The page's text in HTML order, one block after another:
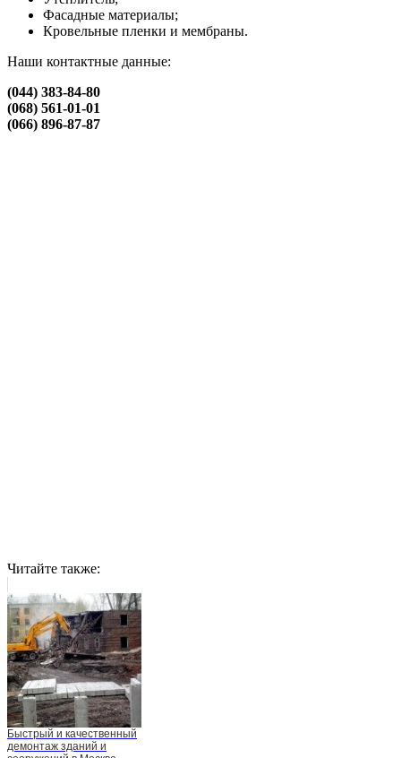
Фасадные материалы;
Кровельные пленки и мембраны.
Наши контактные данные:
(044) 383-84-80
(068) 561-01-01
(066) 896-87-87
Читайте также:
Быстрый и качественный
демонтаж зданий и